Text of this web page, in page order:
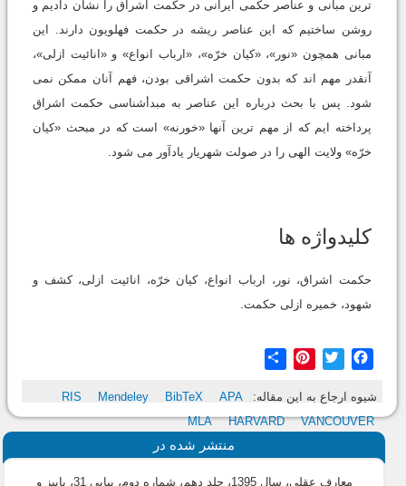
ترین مبانی و عناصر حکمی ایرانی در حکمت اشراق را نشان دادیم و
روشن ساختیم که این عناصر ریشه در حکمت فهلویون دارند. این
مبانی همچون «نور»، «کیان خرّه»، «ارباب انواع» و «انائیت ازلی»،
آنقدر مهم اند که بدون حکمت اشراقی بودن، فهم آنان ممکن نمی
شود. پس با بحث درباره این عناصر به مبدأشناسی حکمت اشراق
پرداخته ایم که از مهم ترین آنها «خورنه» است که در مبحث «کیان
خرّه» ولایت الهی را در صولت شهریار یادآور می شود.
کلیدواژه ها
حکمت اشراق، نور، ارباب انواع، کیان خرّه، انائیت ازلی، کشف و
شهود، خمیره ازلی حکمت.
Facebook
Twitter
Pinterest
شیوه ارجاع به این مقاله: RIS Mendeley BibTeX
APA
MLA
HARVARD VANCOUVER
منتشر شده در
معارف عقلی، سال 1395، جلد دهم، شماره دوم، پیاپی 31، پاییز و